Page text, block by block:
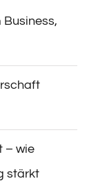
– wie
stärkt